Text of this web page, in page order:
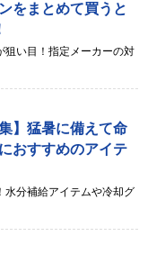
をまとめて買うと
狙い目！指定メーカーの対
】猛暑に備えて命
おすすめのアイテ
水分補給アイテムや冷却グ